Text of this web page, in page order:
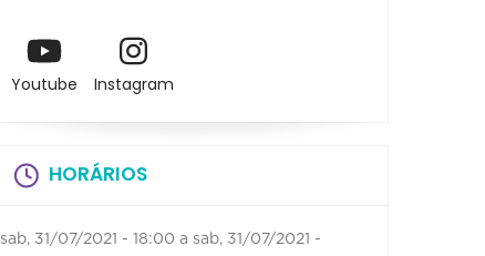
Youtube Instagram
HORÁRIOS
sab, 31/07/2021 - 18:00 a sab, 31/07/2021 -